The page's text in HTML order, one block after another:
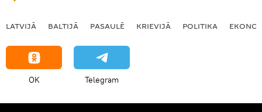
LATVIJĀ BALTIJĀ PASAULĒ KRIEVIJĀ POLITIKA
OK Telegram